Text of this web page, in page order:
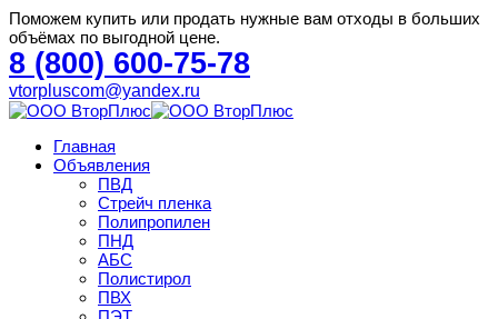
Поможем купить или продать нужные вам отходы в больших
объёмах по выгодной цене.
8 (800) 600-75-78
vtorpluscom@yandex.ru
Главная
Объявления
ПВД
Стрейч пленка
Полипропилен
ПНД
АБС
Полистирол
ПВХ